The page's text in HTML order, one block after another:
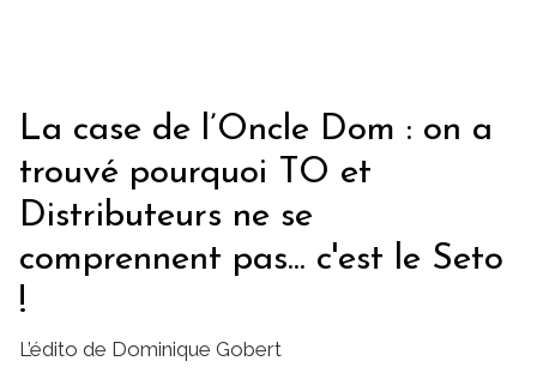
La case de l’Oncle Dom : on a
trouvé pourquoi TO et
Distributeurs ne se
comprennent pas... c'est le Seto
!
L’édito de Dominique Gobert